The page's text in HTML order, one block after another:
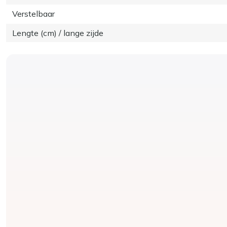
Verstelbaar
Lengte (cm) / lange zijde